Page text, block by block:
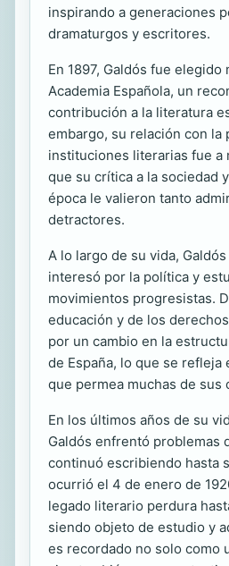
inspirando a generaciones
dramaturgos y escritores.
En 1897, Galdós fue elegido
Academia Española, un
contribución a la literatura
embargo, su relación con la
instituciones literarias fue a
que su crítica a la sociedad
época le valieron tanto
detractores.
A lo largo de su vida,
interesó por la política y
movimientos progresistas.
educación y de los
por un cambio en la
de España, lo que se refleja
que permea muchas de sus
En los últimos años de su
Galdós enfrentó problemas
continuó escribiendo hasta
ocurrió el 4 de enero de
legado literario perdura
siendo objeto de estudio y
es recordado no solo como